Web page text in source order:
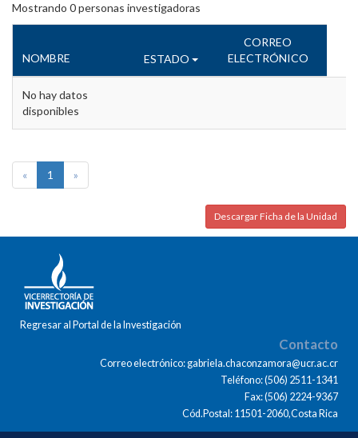
Mostrando 0personas investigadoras
NOMBRE ESTADO
CORREO
ELECTRÓNICO
No hay datos
disponibles
« 1 »
Descargar Ficha de la Unidad
Regresar al Portal de la Investigación
Contacto
Correo electrónico: gabriela.chaconzamora@ucr.ac.cr
Teléfono: (506) 2511-1341
Fax: (506) 2224-9367
Cód.Postal: 11501-2060,Costa Rica